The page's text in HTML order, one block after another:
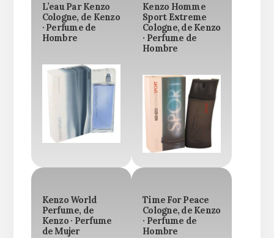
L’eau Par Kenzo
Cologne, de Kenzo
· Perfume de
Hombre
Kenzo Homme
Sport Extreme
Cologne, de Kenzo
· Perfume de
Hombre
Kenzo World
Perfume, de
Kenzo · Perfume
de Mujer
Time For Peace
Cologne, de Kenzo
· Perfume de
Hombre